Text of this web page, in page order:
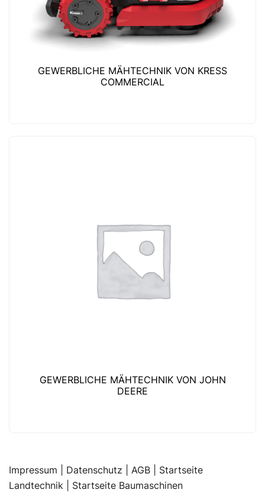
GEWERBLICHE MÄHTECHNIK VON KRESS
COMMERCIAL
GEWERBLICHE MÄHTECHNIK VON JOHN
DEERE
Impressum Datenschutz | AGB | Startseite
Landtechnik | Startseite Baumaschinen